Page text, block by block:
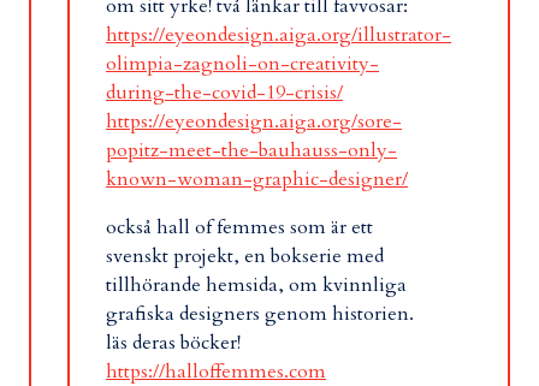
om sitt yrke! två länkar till favvosar:
https://eyeondesign.aiga.org/illustrator-
olimpia-zagnoli-on-creativity-
during-the-covid-19-crisis/
https://eyeondesign.aiga.org/sore-
popitz-meet-the-bauhauss-only-
known-woman-graphic-designer/
också hall of femmes som är ett
svenskt projekt, en bokserie med
tillhörande hemsida, om kvinnliga
grafiska designers genom historien.
läs deras böcker!
https://halloffemmes.com